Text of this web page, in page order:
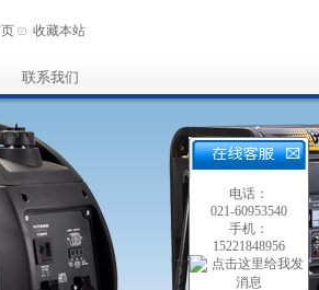
收藏本站
联系我们
电话：
021-60953540
手机：
15221848956